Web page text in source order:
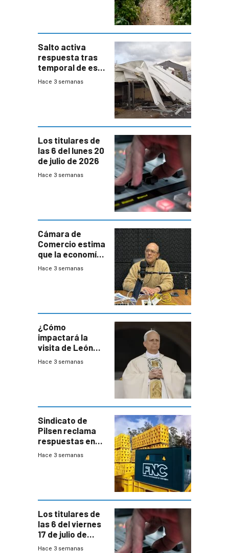
Salto activa
respuesta tras
temporal de este
sábado con
Hace 3 semanas
Los titulares de
las 6 del lunes 20
de julio de 2026
Hace 3 semanas
Cámara de
Comercio estima
que la economía
crecerá 1,6%
Hace 3 semanas
¿Cómo
impactará la
visita de León
XIV a Uruguay?
Hace 3 semanas
Sindicato de
Pilsen reclama
respuestas en
medio de
Hace 3 semanas
Los titulares de
las 6 del viernes
17 de julio de
2026
Hace 3 semanas